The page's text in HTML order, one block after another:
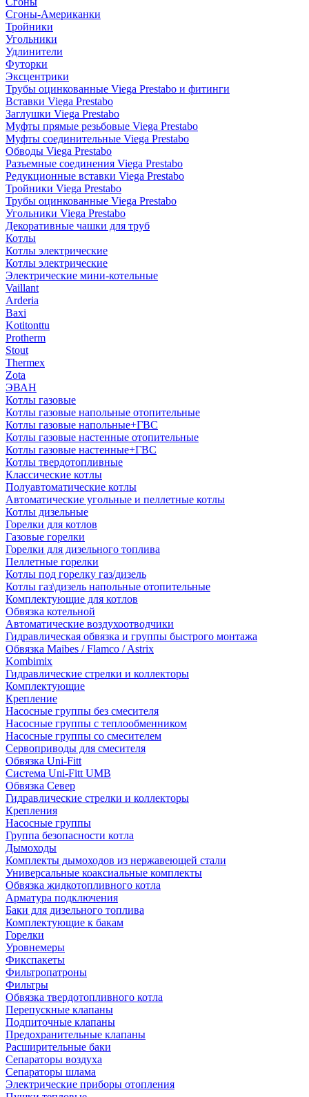
Сгоны-Американки
Тройники
Угольники
Удлинители
Футорки
Эксцентрики
Трубы оцинкованные Viega Prestabo и фитинги
Вставки Viega Prestabo
Заглушки Viega Prestabo
Муфты прямые резьбовые Viega Prestabo
Муфты соединительные Viega Prestabo
Обводы Viega Prestabo
Разъемные соединения Viega Prestabo
Редукционные вставки Viega Prestabo
Тройники Viega Prestabo
Трубы оцинкованные Viega Prestabo
Угольники Viega Prestabo
Декоративные чашки для труб
Котлы
Котлы электрические
Котлы электрические
Электрические мини-котельные
Vaillant
Arderia
Baxi
Kotitonttu
Protherm
Stout
Thermex
Zota
ЭВАН
Котлы газовые
Котлы газовые напольные отопительные
Котлы газовые напольные+ГВС
Котлы газовые настенные отопительные
Котлы газовые настенные+ГВС
Котлы твердотопливные
Классические котлы
Полуавтоматические котлы
Автоматические угольные и пеллетные котлы
Котлы дизельные
Горелки для котлов
Газовые горелки
Горелки для дизельного топлива
Пеллетные горелки
Котлы под горелку газ/дизель
Котлы газ\дизель напольные отопительные
Комплектующие для котлов
Обвязка котельной
Автоматические воздухоотводчики
Гидравлическая обвязка и группы быстрого монтажа
Обвязка Maibes / Flamco / Astrix
Kombimix
Гидравлические стрелки и коллекторы
Комплектующие
Крепление
Насосные группы без смесителя
Насосные группы с теплообменником
Насосные группы со смесителем
Сервоприводы для смесителя
Обвязка Uni-Fitt
Система Uni-Fitt UMB
Обвязка Север
Гидравлические стрелки и коллекторы
Крепления
Насосные группы
Группа безопасности котла
Дымоходы
Комплекты дымоходов из нержавеющей стали
Универсальные коаксиальные комплекты
Обвязка жидкотопливного котла
Арматура подключения
Баки для дизельного топлива
Комплектующие к бакам
Горелки
Уровнемеры
Фикспакеты
Фильтропатроны
Фильтры
Обвязка твердотопливного котла
Перепускные клапаны
Подпиточные клапаны
Предохранительные клапаны
Расширительные баки
Сепараторы воздуха
Сепараторы шлама
Электрические приборы отопления